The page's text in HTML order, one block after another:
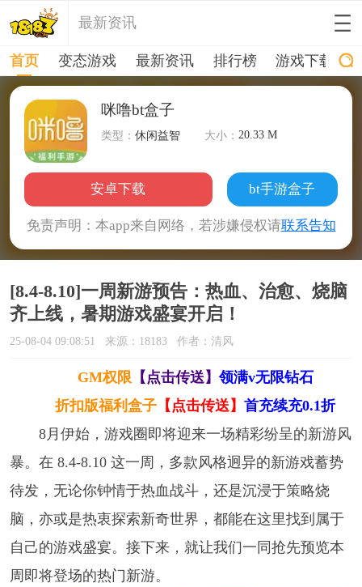
最新资讯
首页 变态游戏 最新资讯 排行榜 游戏下载
咪噜bt盒子
类型：休闲益智 大小：20.33 M
安卓下载 bt手游盒子
免责声明：本app来自网络，若涉嫌侵权请联系告知
[8.4-8.10]一周新游预告：热血、治愈、烧脑
齐上线，暑期游戏盛宴开启！
25-08-04 09:08:51 来源：18183 作者：清风
GM权限 【点击传送】 领满v无限钻石
折扣版福利盒子 【点击传送】首充续充0.1折
8月伊始，游戏圈即将迎来一场精彩纷呈的新游风
暴。在 8.4-8.10 这一周，多款风格迥异的新游戏蓄势
待发，无论你钟情于热血战斗，还是沉浸于策略烧
脑，亦或是热衷探索新奇世界，都能在这里找到属于
自己的游戏盛宴。接下来，就让我们一同抢先预览本
周即将登场的热门新游。